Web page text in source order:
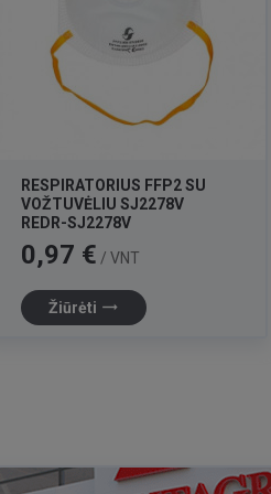
RESPIRATORIUS FFP2 SU
VOŽTUVĖLIU SJ2278V
REDR-SJ2278V
Kaina
0,97 € / VNT
Žiūrėti trending_flat